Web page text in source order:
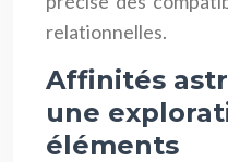
relationnelles.
Affinités
une
éléments